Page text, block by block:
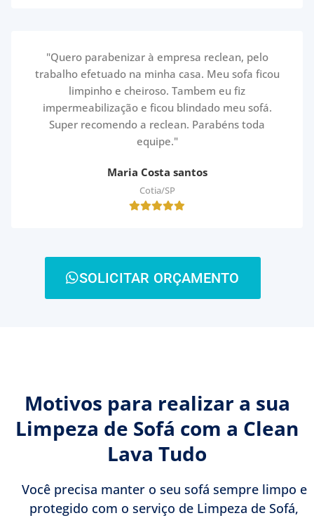
"Quero parabenizar à empresa reclean, pelo
trabalho efetuado na minha casa. Meu sofa ficou
limpinho e cheiroso. Tambem eu fiz
impermeabilização e ficou blindado meu sofá.
Super recomendo a reclean. Parabéns toda
equipe."
Maria Costa santos
Cotia/SP
SOLICITAR ORÇAMENTO
Motivos para realizar a sua
Limpeza de Sofá com a Clean
Lava Tudo
Você precisa manter o seu sofá sempre limpo e
protegido com o serviço de Limpeza de Sofá,